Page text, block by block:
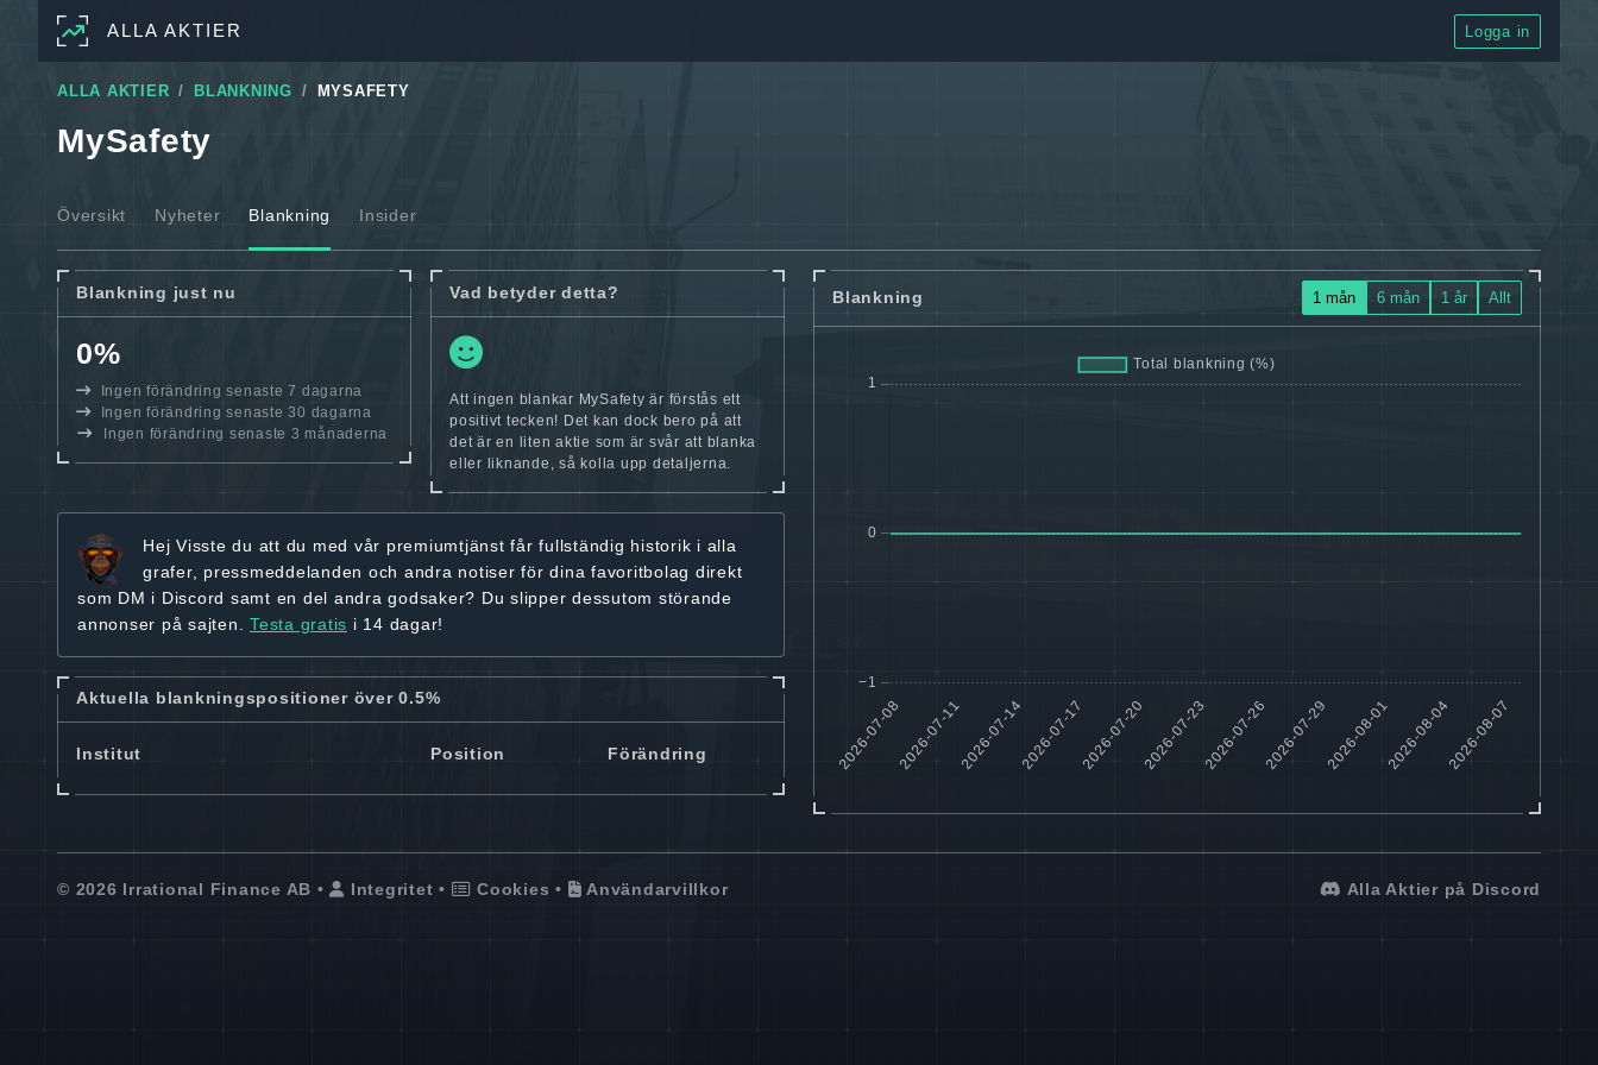
ALLA AKTIER Logga in
ALLA AKTIER BLANKNING MYSAFETY
MySafety
Översikt Nyheter Blankning Insider
Blankning just nu
0%
Ingen förändring senaste 7 dagarna
Ingen förändring senaste 30 dagarna
Ingen förändring senaste 3 månaderna
Vad betyder detta?
Att ingen blankar MySafety är förstås ett
positivt tecken! Det kan dock bero på att
det är en liten aktie som är svår att blanka
eller liknande, så kolla upp detaljerna.
Hej Visste du att du med vår premiumtjänst fårfullständig historik i alla
grafer, pressmeddelanden och andra notiser för dina favoritbolag direkt
som DM i Discord samt en del andra godsaker? Du slipper dessutom störande
annonser på sajten. Testa gratis i 14 dagar!
Aktuella blankningspositioner över 0.5%
Institut Position Förändring
Blankning 1 mån 6 mån 1 år Allt
© 2026 Irrational Finance AB • Integritet • Cookies • Användarvillkor Alla Aktier på Discord